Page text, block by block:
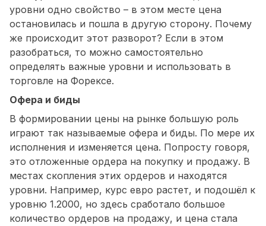
уровни одно свойство – в этом месте цена
остановилась и пошла в другую сторону. Почему
же происходит этот разворот? Если в этом
разобраться, то можно самостоятельно
определять важные уровни и использовать в
торговле на Форексе.
Офера и биды
В формировании цены на рынке большую роль
играют так называемые офера и биды. По мере их
исполнения и изменяется цена. Попросту говоря,
это отложенные ордера на покупку и продажу. В
местах скопления этих ордеров и находятся
уровни. Например, курс евро растет, и подошёл к
уровню 1.2000, но здесь сработало большое
количество ордеров на продажу, и цена стала